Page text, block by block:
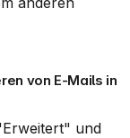
von E-Mails in
und